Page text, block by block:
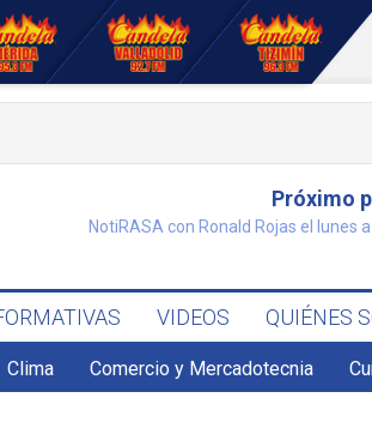
Próximo
NotiRASA con Ronald Rojas el lunes
VIDEOS QUIÉNES
Clima Comercio y Mercadotecnia